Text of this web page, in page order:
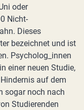
oder
Nicht-
Dieses
bezeichnet und ist
Psycholog_innen
einer neuen Studie,
auf dem
sogar noch nach
Studierenden